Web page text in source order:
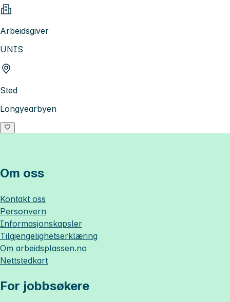
Arbeidsgiver
UNIS
Sted
Longyearbyen
Om oss
Kontakt oss
Personvern
Informasjonskapsler
Tilgjengelighetserklæring
Om arbeidsplassen.no
Nettstedkart
For jobbsøkere